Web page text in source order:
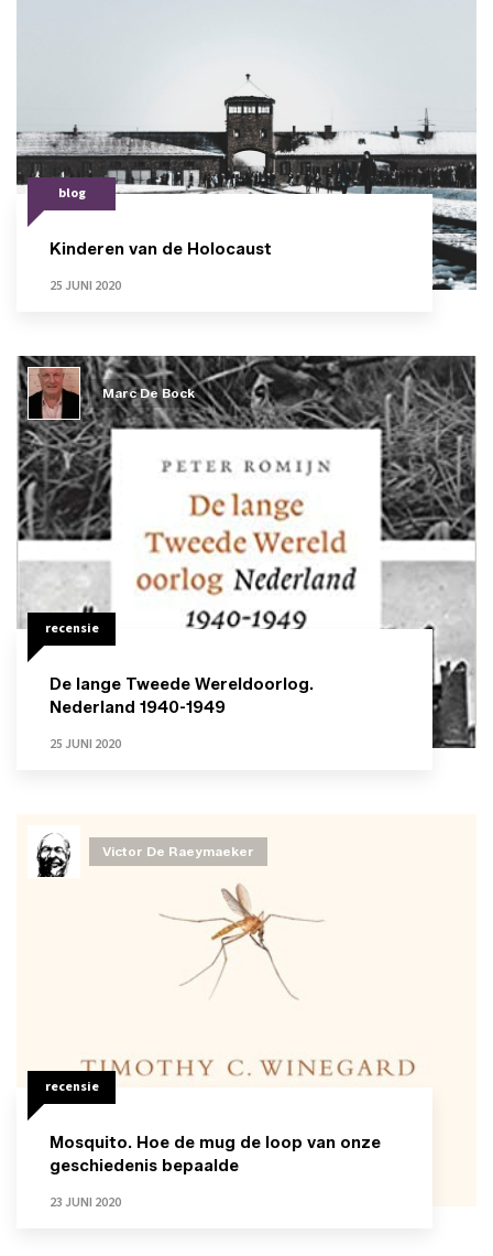
blog
Kinderen van de Holocaust
25 JUNI 2020
recensie
De lange Tweede Wereldoorlog.
Nederland 1940-1949
25 JUNI 2020
Marc De Bock
recensie
Mosquito. Hoe de mug de loop van onze
geschiedenis bepaalde
23 JUNI 2020
Victor De Raeymaeker